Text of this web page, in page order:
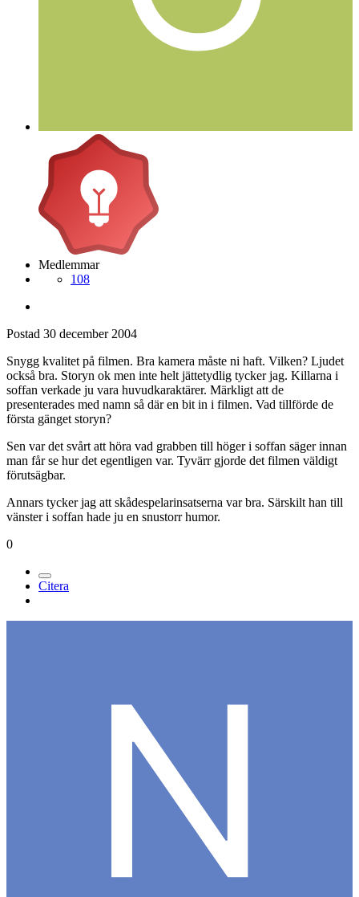
Medlemmar
108
Postad 30 december 2004
Snygg kvalitet på filmen. Bra kamera måste ni haft. Vilken? Ljudet
också bra. Storyn ok men inte helt jättetydlig tycker jag. Killarna i
soffan verkade ju vara huvudkaraktärer. Märkligt att de
presenterades med namn så där en bit in i filmen. Vad tillförde de
första gänget storyn?
Sen var det svårt att höra vad grabben till höger i soffan säger innan
man får se hur det egentligen var. Tyvärr gjorde det filmen väldigt
förutsägbar.
Annars tycker jag att skådespelarinsatserna var bra. Särskilt han till
vänster i soffan hade ju en snustorr humor.
0
Citera